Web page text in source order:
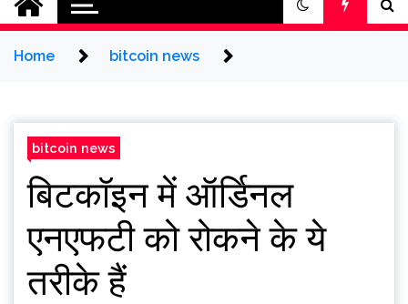
Home bitcoin news
bitcoin news
बिटकॉइन में ऑर्डिनल
एनएफटी को रोकने के ये
तरीके हैं